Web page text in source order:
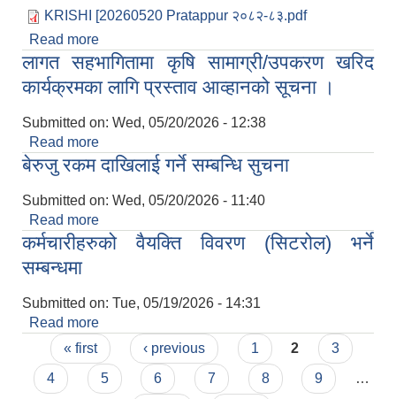
KRISHI [20260520 Pratappur २०८२-८३.pdf
Read more
टाँस गर्ने सम्बन्धि सूचना
लागत सहभागितामा कृषि सामाग्री/उपकरण खरिद
कार्यक्रमका लागि प्रस्ताव आव्हानको सूचना ।
Submitted on: Wed, 05/20/2026 - 12:38
Read more
कार्यक्रमका लागि प्रस्ताव आव्हानको सूचना ।
बेरुजु रकम दाखिलाई गर्ने सम्बन्धि सुचना
Submitted on: Wed, 05/20/2026 - 11:40
Read more
कर्मचारीहरुको वैयक्ति विवरण (सिटरोल) भर्ने
सम्बन्धमा
Submitted on: Tue, 05/19/2026 - 14:31
Read more
सम्बन्धमा
Pages
« first ‹ previous 1 2
3
4
5 6 7 8 9
…